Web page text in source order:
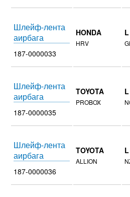
Шлейф-лента
аирбага
187-0000033
HONDA
HRV
L
Шлейф-лента
аирбага
187-0000035
TOYOTA
PROBOX
L
Шлейф-лента
аирбага
187-0000036
TOYOTA
ALLION
L